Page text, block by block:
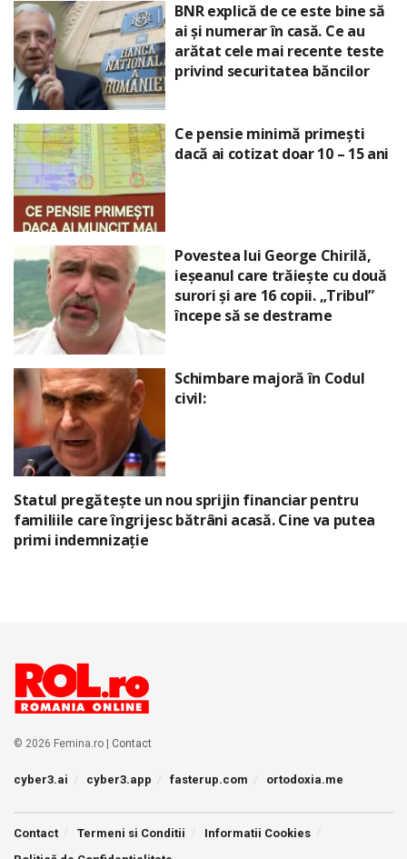
BNR explică de ce este bine să
ai și numerar în casă. Ce au
arătat cele mai recente teste
privind securitatea băncilor
Ce pensie minimă primești
dacă ai cotizat doar 10 – 15 ani
Povestea lui George Chirilă,
ieșeanul care trăiește cu două
surori și are 16 copii. „Tribul”
începe să se destrame
Schimbare majoră în Codul
civil:
Statul pregătește un nou sprijin financiar pentru
familiile care îngrijesc bătrâni acasă. Cine va putea
primi indemnizație
© 2026 Femina.ro | Contact
cyber3.ai cyber3.app fasterup.com ortodoxia.me
Contact Termeni si Conditii
Informatii Cookies